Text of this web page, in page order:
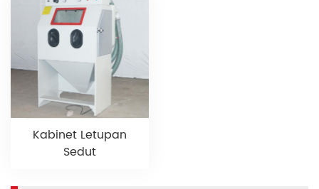
Kabinet Letupan
Sedut